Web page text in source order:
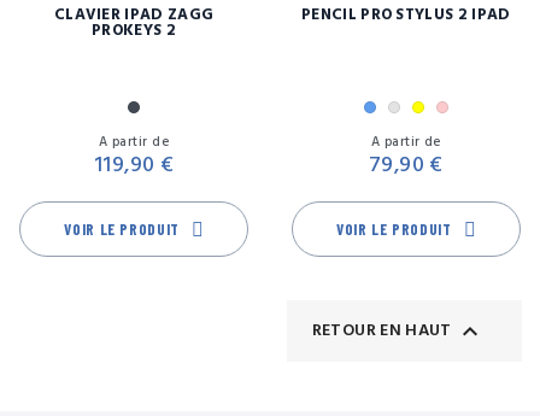
CLAVIER IPAD ZAGG
PROKEYS 2
Noir
A partir de
119,90 €
VOIR LE PRODUIT
PENCIL PRO STYLUS 2 IPAD
BleuGrisJauneRose
A partir de
79,90 €
VOIR LE PRODUIT
RETOUR EN HAUT 